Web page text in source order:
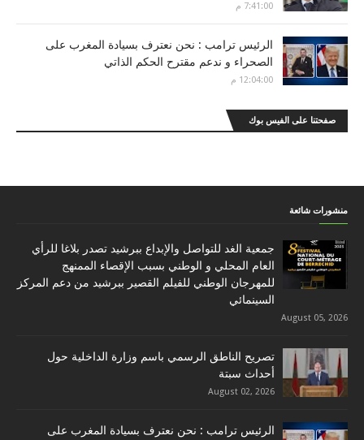
7:41:00 م
الرئيس ترامب : نحن نعترف بسيادة المغرب على
الصحراء و ندعم مقترح الحكم الذاتي
12:04:00 م
صفحتنا على الفيس بوك
منشورات شائعة
جمعية الغد للتواصل والإبداع ببرشيد تصدر بلاغا للرأي
العام المحلي و الوطني بسبب الإقصاء الممنهج
للمهرجان الوطني للفيلم القصير ببرشيد من دعم المركز
السينمائي
August 05, 2026
تصريح الناطق الرسمي باسم وزارة الداخلية حول
أحداث سبتة
August 02, 2026
الرئيس ترامب : نحن نعترف بسيادة المغرب على